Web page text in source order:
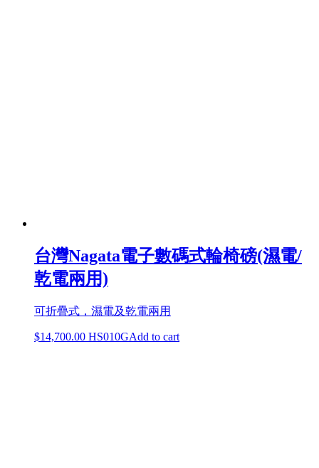
台灣Nagata電子數碼式輪椅磅(濕電/
乾電兩用)
可折疊式，濕電及乾電兩用
$14,700.00 HS010GAdd to cart